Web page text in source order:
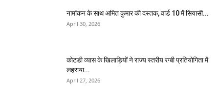
नामांकन के साथ अमित कुमार की दस्तक, वार्ड 10 में सियासी...
April 30, 2026
कोटडी व्यास के खिलाड़ियों ने राज्य स्तरीय रग्बी प्रतियोगिता में
लहराया...
April 27, 2026